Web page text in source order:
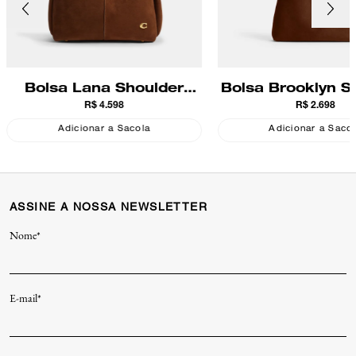
Bolsa Lana Shoulder
Suede Coach
R$ 4.598
Adicionar a Sacola
Bolsa Brooklyn
28 Suede
R$ 2.698
Adicionar a
ASSINE A NOSSA NEWSLETTER
Nome*
E-mail*